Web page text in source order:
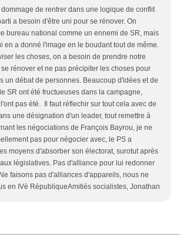
de rentrer dans une logique de conflit
a besoin d'être uni pour se rénover. On
bureau national comme un ennemi de SR, mais
en a donné l'image en le boudant tout de même.
les choses, on a besoin de prendre notre
rénover et ne pas précipiter les choses pour
un débat de personnes. Beaucoup d'idées et de
SR ont été fructueuses dans la campagne,
pas été. Il faut réflechir sur tout cela avec de
une désignation d'un leader, tout remettre à
les négociations de François Bayrou, je ne
pas pour négocier avec, le PS a
moyens d'absorber son électorat, surotut après
législatives. Pas d'alliance pour lui redonner
faisons pas d'alliances d'appareils, nous ne
en IVè RépubliqueAmitiés socialistes, Jonathan